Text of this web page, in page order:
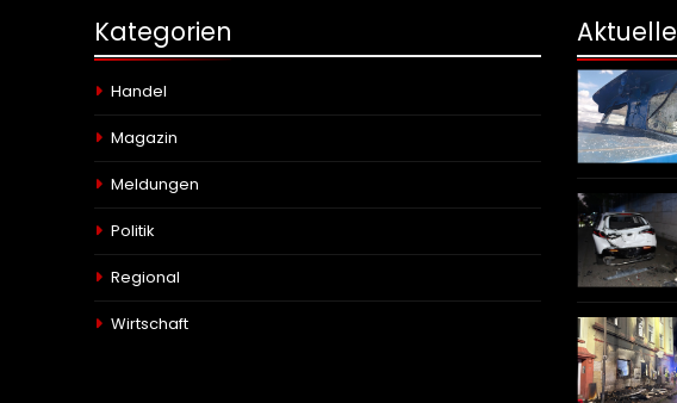
Kategorien
Handel
Magazin
Meldungen
Politik
Regional
Wirtschaft
Aktuelle